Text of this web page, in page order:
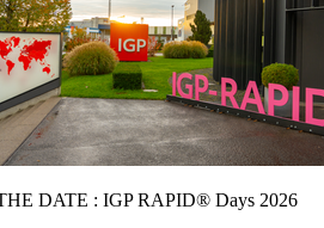
DATE : IGP RAPID® Days 2026